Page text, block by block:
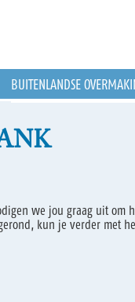
BUITENLANDSE
we jou graag uit om
kun je verder met